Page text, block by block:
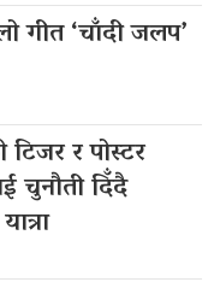
गीत ‘चाँदी जलप’
टिजर र पोस्टर
चुनौती दिँदै